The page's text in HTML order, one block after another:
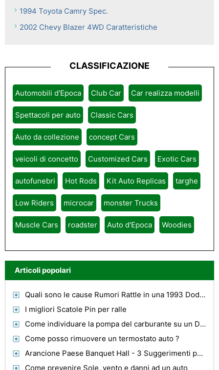
1994 Toyota Camry Spec.
2002 Chevy Blazer 4WD Caratteristiche
CLASSIFICAZIONE
Automobili d'Epoca Club Car Car realizza modelli
Spettacoli per auto Classic Cars
Auto da collezione concept Cars
veicoli di concetto Customized Cars Exotic Cars
autofunebri Hot Rods Kit Auto Replicas targhe
Low Riders microcar monster Trucks
Muscle Cars roadster Auto d'Epoca Woodies
Articoli popolari
Quali sono le cause Rumori Rattle in una 1993 Dodge Ombra?
I migliori Scatole Pin per ralle
Come individuare la pompa del carburante su un Dyna Super Glide
Come posso rimuovere un termostato auto ?
Arancione Paese Banquet Hall - 3 Suggerimenti per l'organizzazione di un matrimonio o di un grande evento
Come prevenire Sole, vento e danni ad un auto